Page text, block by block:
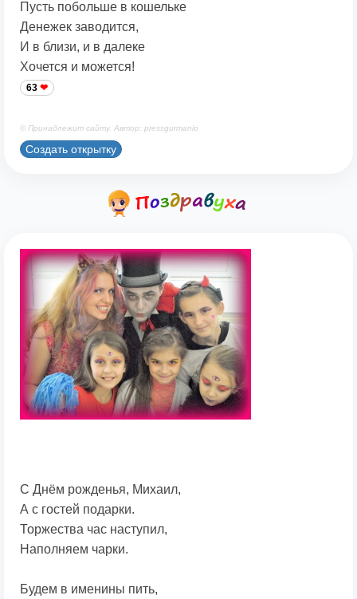
Пусть побольше в кошельке
Денежек заводится,
И в близи, и в далеке
Хочется и можется!
63
© Принадлежит сайту. Автор: pressgurmanio
Создать открытку
С Днём рожденья, Михаил,
А с гостей подарки.
Торжества час наступил,
Наполняем чарки.
Будем в именины пить,